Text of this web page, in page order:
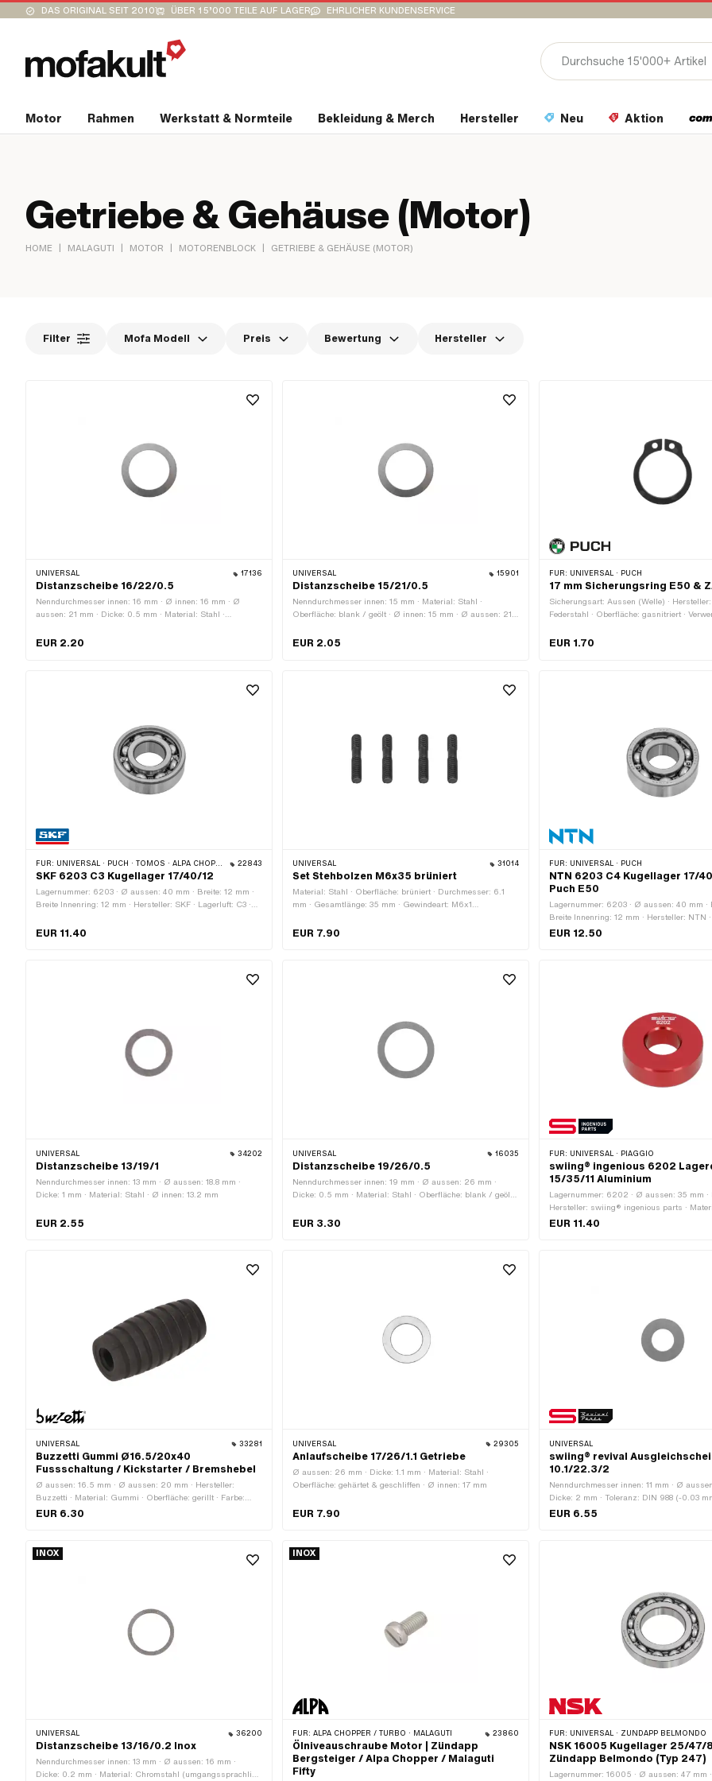
DAS ORIGINAL SEIT 2010 ÜBER 15’000 TEILE AUF LAGER EHRLICHER KUNDENSERVICE
Motor Rahmen Werkstatt & Normteile Bekleidung & Merch Hersteller Neu Aktion
Getriebe & Gehäuse (Motor)
HOME | MALAGUTI | MOTOR | MOTORENBLOCK | GETRIEBE & GEHÄUSE (MOTOR)
Filter Mofa Modell Preis Bewertung Hersteller
UNIVERSAL 17136
Distanzscheibe 16/22/0.5
Nenndurchmesser innen: 16 mm · Ø innen: 16 mm · Ø
aussen: 21 mm · Dicke: 0.5 mm · Material: Stahl ·
EUR 2.20
UNIVERSAL 15901
Distanzscheibe 15/21/0.5
Nenndurchmesser innen: 15 mm · Material: Stahl ·
Oberfläche: blank / geölt · Ø innen: 15 mm · Ø aussen: 21
EUR 2.05
FÜR: UNIVERSAL · PUCH
17 mm Sicherungsring E50 &
Sicherungsart: Aussen (Welle) ·
Federstahl · Oberfläche: gasnitriert ·
Ø aussen: 19.2 mm · Dicke: 0.9 mm
EUR 1.70
FÜR: UNIVERSAL · PUCH · TOMOS · ALPA CHOPPER / TURBO · CILO · MALAGUTI 22843
SKF 6203 C3 Kugellager 17/40/12
Lagernummer: 6203 · Ø aussen: 40 mm · Breite: 12 mm ·
Breite Innenring: 12 mm · Hersteller: SKF · Lagerluft: C3 ·
Rillenkugellager · Ø innen: 17 mm
EUR 11.40
UNIVERSAL 31014
Set Stehbolzen M6x35 brüniert
Material: Stahl · Oberfläche: brüniert · Durchmesser: 6.1
mm · Gesamtlänge: 35 mm · Gewindeart: M6x1
Gewindelänge: 17 mm · Festigkeitsklasse: 8.8
EUR 7.90
FÜR: UNIVERSAL · PUCH
NTN 6203 C4 Kugellager 17/
Puch E50
Lagernummer: 6203 · Ø aussen: 40 mm ·
Breite Innenring: 12 mm · Hersteller: NTN
Lagerkäfig: Stahlblechkäfig kugelgeführt ·
EUR 12.50
UNIVERSAL 34202
Distanzscheibe 13/19/1
Nenndurchmesser innen: 13 mm · Ø aussen: 18.8 mm ·
Dicke: 1 mm · Material: Stahl · Ø innen: 13.2 mm
EUR 2.55
UNIVERSAL 16035
Distanzscheibe 19/26/0.5
Nenndurchmesser innen: 19 mm · Ø aussen: 26 mm ·
Dicke: 0.5 mm · Material: Stahl · Oberfläche: blank / geölt ·
EUR 3.30
FÜR: UNIVERSAL · PIAGGIO
swiing® ingenious 6202
15/35/11 Aluminium
Lagernummer: 6202 · Ø aussen: 35 mm ·
Hersteller: swiing® ingenious parts ·
Oberfläche: eloxiert · Lagerart:
EUR 11.40
UNIVERSAL 33281
Buzzetti Gummi Ø16.5/20x40
Fussschaltung / Kickstarter / Bremshebel
Ø aussen: 16.5 mm · Ø aussen: 20 mm · Hersteller:
Buzzetti · Material: Gummi · Oberfläche: gerillt · Farbe:
schwarz · Ø innen: 7.1 mm · Gesamtlänge: 40 mm
EUR 6.30
UNIVERSAL 29305
Anlaufscheibe 17/26/1.1 Getriebe
Ø aussen: 26 mm · Dicke: 1.1 mm · Material: Stahl ·
Oberfläche: gehärtet & geschliffen · Ø innen: 17 mm
EUR 7.90
UNIVERSAL
swiing® revival
10.1/22.3/2
Nenndurchmesser innen: 11 mm · Ø
Dicke: 2 mm · Toleranz: DIN 988 (-0.03
swiing® revival parts · Material: Federstahl
EUR 6.55
INOX
UNIVERSAL 36200
Distanzscheibe 13/16/0.2 Inox
Nenndurchmesser innen: 13 mm · Ø aussen: 16 mm ·
Dicke: 0.2 mm · Material: Chromstahl (umgangssprachlich
INOX
FÜR: ALPA CHOPPER / TURBO · MALAGUTI 23860
Ölniveauschraube Motor | Zündapp
Bergsteiger / Alpa Chopper / Malaguti
Fifty
FÜR: UNIVERSAL · ZÜNDAPP BELMONDO
NSK 16005 Kugellager 25/47/8
Zündapp Belmondo (Typ 247)
Lagernummer: 16005 · Ø aussen: 47 mm